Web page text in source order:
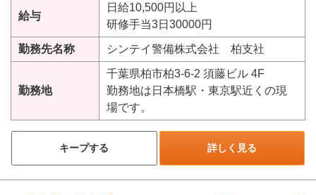
給与
日給10,500円以上
研修手当3日30000円
勤務先名称 シンテイ警備株式会社 柏支社
勤務地
千葉県柏市柏3-6-2 須藤ビル 4F
勤務地は日本橋駅・東京駅近くの現
場です。
キープする 詳しく見る